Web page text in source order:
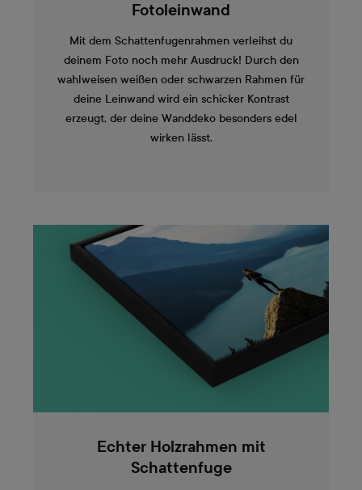
Fotoleinwand
Mit dem Schattenfugenrahmen verleihst du
deinem Foto noch mehr Ausdruck! Durch den
wahlweisen weißen oder schwarzen Rahmen für
deine Leinwand wird ein schicker Kontrast
erzeugt, der deine Wanddeko besonders edel
wirken lässt.
Echter Holzrahmen mit
Schattenfuge